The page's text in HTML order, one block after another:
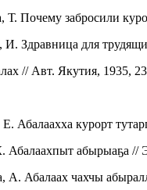
Т. Почему забросили
И. Здравница для
// Авт. Якутия, 1935, 23
Абалаахха курорт
Абалаахпыт абырыаҕа //
А. Абалаах чахчы